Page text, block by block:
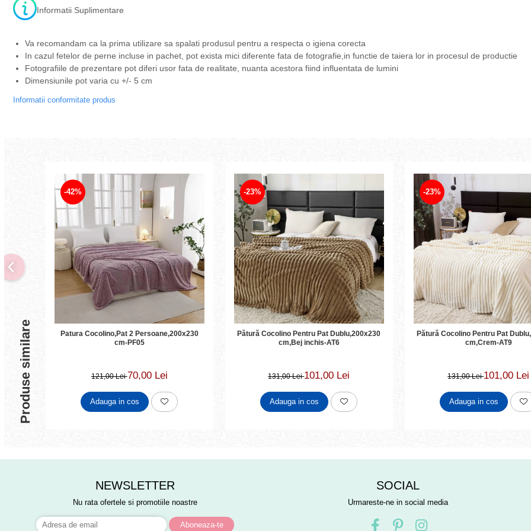
Informatii Suplimentare
Va recomandam ca la prima utilizare sa spalati produsul pentru a respecta o igiena corecta
In cazul fetelor de perne incluse in pachet, pot exista mici diferente fata de fotografie,in functie de taiera lor in procesul de productie
Fotografiile de prezentare pot diferi usor fata de realitate, nuanta acestora fiind influentata de lumini
Dimensiunile pot varia cu +/- 5 cm
Informatii conformitate produs
Produse similare
-42%
Patura Cocolino,Pat 2 Persoane,200x230
cm-PF05
121,00 Lei70,00 Lei
Adauga in cos
-23%
Pătură Cocolino Pentru Pat Dublu,200x230
cm,Bej inchis-AT6
131,00 Lei101,00 Lei
Adauga in cos
-23%
Pătură Cocolino Pentru Pat
cm,Crem-AT9
131,00 Lei101,00 Lei
Adauga in cos
NEWSLETTER
Nu rata ofertele si promotiile noastre
SOCIAL
Urmareste-ne in social media